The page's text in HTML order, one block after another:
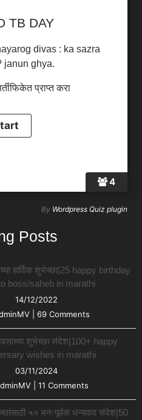
4
TB DAY
divas : ka sazra
janun ghya.
प्राप्त करा
By Wordpress Quiz plugin
Posts
हार्दिक शुभेच्छा|25 happy birthday
boss/saheb in marathi
14/12/2022
69 Comments
शुभेच्छा संदेश|100+ happy
wishes in marathi
03/11/2024
11 Comments
५० मनःपूर्वक धन्यवाद संदेश|50